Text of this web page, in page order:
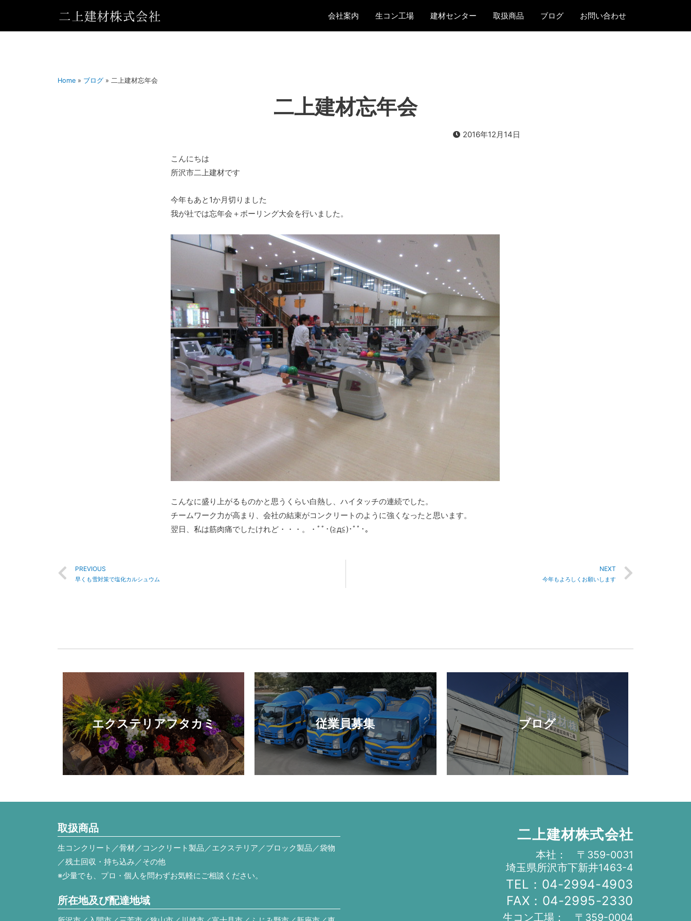
会社案内 生コン工場 建材センター 取扱商品 ブログ お問い合わせ
Home » ブログ » 二上建材忘年会
二上建材忘年会
2016年12月14日
こんにちは
所沢市二上建材です
今年もあと1か月切りました
我が社では忘年会＋ボーリング大会を行いました。
こんなに盛り上がるものかと思うくらい白熱し、ハイタッチの連続でした。
チームワーク力が高まり、会社の結束がコンクリートのように強くなったと思います。
翌日、私は筋肉痛でしたけれど・・・。・ﾟﾟ･(≧д≦)･ﾟﾟ･｡
PREVIOUS
早くも雪対策で塩化カルシュウム
NEXT
今年もよろしくお願いします
エクステリアフタカミ 従業員募集 ブログ
取扱商品
生コンクリート／骨材／コンクリート製品／エクステリア／ブロック製品／袋物
／残土回収・持ち込み／その他
※少量でも、プロ・個人を問わずお気軽にご相談ください。
所在地及び配達地域
二上建材株式会社
本社： 〒359-0031
埼玉県所沢市下新井1463-4
TEL：04-2994-4903
FAX：04-2995-2330
生コン工場： 〒359-0004